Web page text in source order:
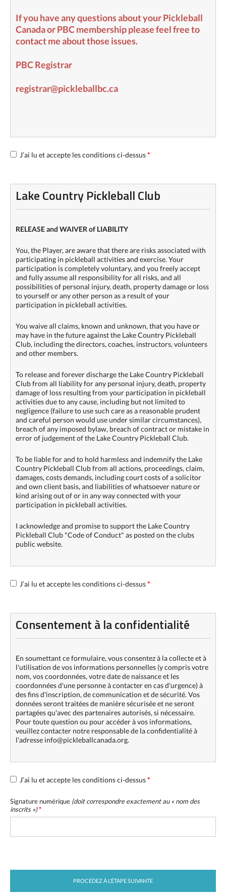
If you have any questions about your Pickleball
Canada or PBC membership please feel free to
contact me about those issues.
PBC Registrar
registrar@pickleballbc.ca
J’ai lu et accepte les conditions ci-dessus*
Lake Country Pickleball Club
RELEASE and WAIVER of LIABILITY
You, the Player, are aware that there are risks associated with
participating in pickleball activities and exercise. Your
participation is completely voluntary, and you freely accept
and fully assume all responsibility for all risks, and all
possibilities of personal injury, death, property damage or loss
to yourself or any other person as a result of your
participation in pickleball activities.
You waive all claims, known and unknown, that you have or
may have in the future against the Lake Country Pickleball
Club, including the directors, coaches, instructors, volunteers
and other members.
To release and forever discharge the Lake Country Pickleball
Club from all liability for any personal injury, death, property
damage of loss resulting from your participation in pickleball
activities due to any cause, including but not limited to
negligence (failure to use such care as a reasonable prudent
and careful person would use under similar circumstances),
breach of any imposed bylaw, breach of contract or mistake in
error of judgement of the Lake Country Pickleball Club.
To be liable for and to hold harmless and indemnify the Lake
Country Pickleball Club from all actions, proceedings, claim,
damages, costs demands, including court costs of a solicitor
and own client basis, and liabilities of whatsoever nature or
kind arising out of or in any way connected with your
participation in pickleball activities.
I acknowledge and promise to support the Lake Country
Pickleball Club "Code of Conduct" as posted on the clubs
public website.
J’ai lu et accepte les conditions ci-dessus*
Consentement à la confidentialité
En soumettant ce formulaire, vous consentez à la collecte et à
l'utilisation de vos informations personnelles (y compris votre
nom, vos coordonnées, votre date de naissance et les
coordonnées d'une personne à contacter en cas d'urgence) à
des fins d'inscription, de communication et de sécurité. Vos
données seront traitées de manière sécurisée et ne seront
partagées qu'avec des partenaires autorisés, si nécessaire.
Pour toute question ou pour accéder à vos informations,
veuillez contacter notre responsable de la confidentialité à
l'adresse info@pickleballcanada.org.
J’ai lu et accepte les conditions ci-dessus*
Signature numérique (doit correspondre exactement au «nom des
inscrits»)*
PROCÉDEZ À L’ÉTAPE SUIVANTE